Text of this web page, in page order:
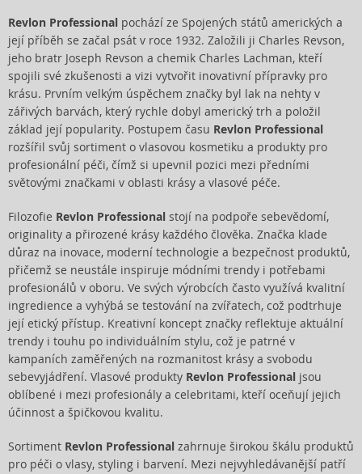
Revlon Professional pochází ze Spojených států amerických a
její příběh se začal psát v roce 1932. Založili ji Charles Revson,
jeho bratr Joseph Revson a chemik Charles Lachman, kteří
spojili své zkušenosti a vizi vytvořit inovativní přípravky pro
krásu. Prvním velkým úspěchem značky byl lak na nehty v
zářivých barvách, který rychle dobyl americký trh a položil
základ její popularity. Postupem času Revlon Professional
rozšířil svůj sortiment o vlasovou kosmetiku a produkty pro
profesionální péči, čímž si upevnil pozici mezi předními
světovými značkami v oblasti krásy a vlasové péče.
Filozofie Revlon Professional stojí na podpoře sebevědomí,
originality a přirozené krásy každého člověka. Značka klade
důraz na inovace, moderní technologie a bezpečnost produktů,
přičemž se neustále inspiruje módními trendy i potřebami
profesionálů v oboru. Ve svých výrobcích často využívá kvalitní
ingredience a vyhýbá se testování na zvířatech, což podtrhuje
její etický přístup. Kreativní koncept značky reflektuje aktuální
trendy i touhu po individuálním stylu, což je patrné v
kampaních zaměřených na rozmanitost krásy a svobodu
sebevyjádření. Vlasové produkty Revlon Professional jsou
oblíbené i mezi profesionály a celebritami, kteří oceňují jejich
účinnost a špičkovou kvalitu.
Sortiment Revlon Professional zahrnuje širokou škálu produktů
pro péči o vlasy, styling i barvení. Mezi nejvyhledávanější patří